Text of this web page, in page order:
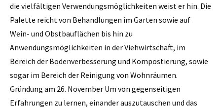
die vielfältigen Verwendungsmöglichkeiten weist er hin. Die
Palette reicht von Behandlungen im Garten sowie auf
Wein- und Obstbauflächen bis hin zu
Anwendungsmöglichkeiten in der Viehwirtschaft, im
Bereich der Bodenverbesserung und Kompostierung, sowie
sogar im Bereich der Reinigung von Wohnräumen.
Gründung am 26. November Um von gegenseitigen
Erfahrungen zu lernen, einander auszutauschen und das